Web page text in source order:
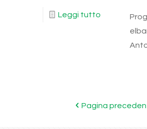
Leggi tutto
Pagina